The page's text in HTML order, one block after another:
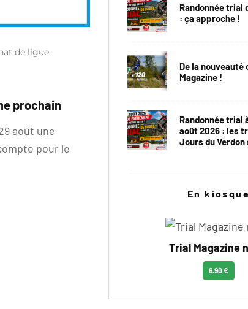
de ligue
prochain
août une
pour le
Randonnée trial
: ça approche !
De la nouveauté
Magazine !
Randonnée trial
août 2026 : les
Jours du
En kiosque
Trial Magazine
6.90 €